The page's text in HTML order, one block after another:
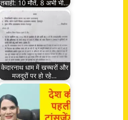
तबाही: 10 मौतें, 8 अभी भी…
केदारनाथ धाम में खच्चरों और
मजदूरों पर हो रहे…